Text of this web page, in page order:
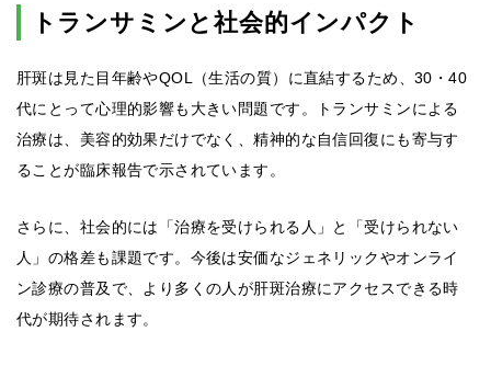
トランサミンと社会的インパクト
肝斑は見た目年齢やQOL（生活の質）に直結するため、30・40
代にとって心理的影響も大きい問題です。トランサミンによる
治療は、美容的効果だけでなく、精神的な自信回復にも寄与す
ることが臨床報告で示されています。
さらに、社会的には「治療を受けられる人」と「受けられない
人」の格差も課題です。今後は安価なジェネリックやオンライ
ン診療の普及で、より多くの人が肝斑治療にアクセスできる時
代が期待されます。